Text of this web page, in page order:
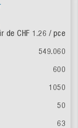
de CHF 1.26 / pce
549.060
600
1050
50
63